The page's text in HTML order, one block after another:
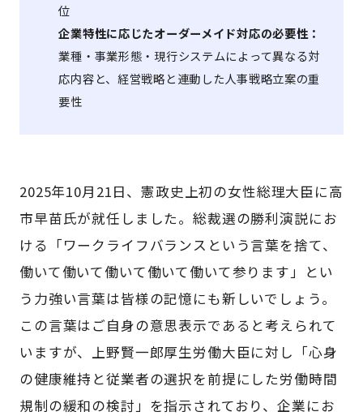
位
企業特性に応じたオーダーメイド対応の必要性：
業種・事業形態・現行システムによって異なる対
応内容と、経営戦略と連動した人事戦略立案の重
要性
2025年10月21日、憲政史上初の女性総理大臣に高
市早苗氏が就任しました。総裁選の勝利演説にお
ける「ワークライフバランスという言葉を捨て、
働いて働いて働いて働いて働いて参ります」とい
う力強い言葉は皆様の記憶にも新しいでしょう。
この言葉はご自身の意思表示であると考えられて
いますが、上野賢一郎厚生労働大臣に対し「心身
の健康維持と従業者の選択を前提にした労働時間
規制の緩和の検討」を指示されており、企業にお